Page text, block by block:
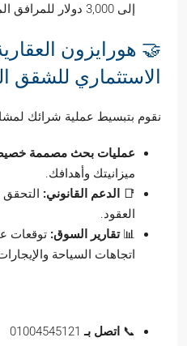
إلى 3,000 دولار للمرافق المشتركة.
🤝 هورايزون
الاستثماري للشقق
نقوم بتبسيط عملية شرائك
عمليات بحث مصممة
ميزانيتك وأهدافك.
📑
الدعم القانوني: التحقق
العقود.
📊تقارير السوق: توقعات
اتجاهات السياحة
📞 اتصل بـ01004545121